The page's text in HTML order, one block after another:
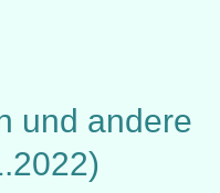
und andere